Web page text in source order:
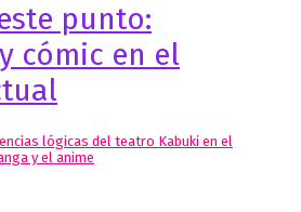
punto:
cómic en el
lógicas del teatro Kabuki en el
y el anime